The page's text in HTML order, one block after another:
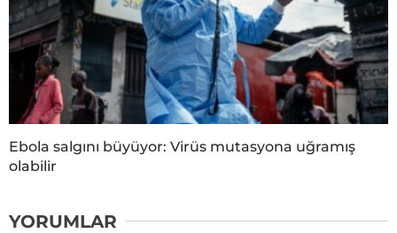
Ebola salgını büyüyor: Virüs mutasyona uğramış
olabilir
YORUMLAR